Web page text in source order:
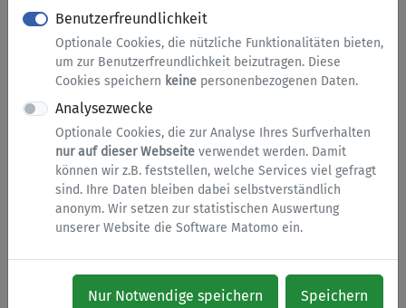
Benutzerfreundlichkeit
Optionale Cookies, die nützliche Funktionalitäten bieten,
um zur Benutzerfreundlichkeit beizutragen. Diese
Cookies speichern keine personenbezogenen Daten.
Analysezwecke
Optionale Cookies, die zur Analyse Ihres Surfverhalten
nur auf dieser Webseite verwendet werden. Damit
können wir z.B. feststellen, welche Services viel gefragt
sind. Ihre Daten bleiben dabei selbstverständlich
anonym. Wir setzen zur statistischen Auswertung
unserer Website die Software Matomo ein.
Nur Notwendige speichern Speichern
[...]
Arbeit und Beruf
Anerkennung Erzeugergemeinschaft, Anerkennung
Erzeugergemeinschaft,Antrag auf Erteilung der